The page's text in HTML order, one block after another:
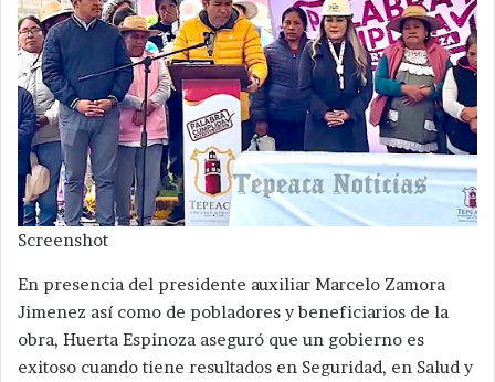
Screenshot
En presencia del presidente auxiliar Marcelo Zamora
Jimenez así como de pobladores y beneficiarios de la
obra, Huerta Espinoza aseguró que un gobierno es
exitoso cuando tiene resultados en Seguridad, en Salud y